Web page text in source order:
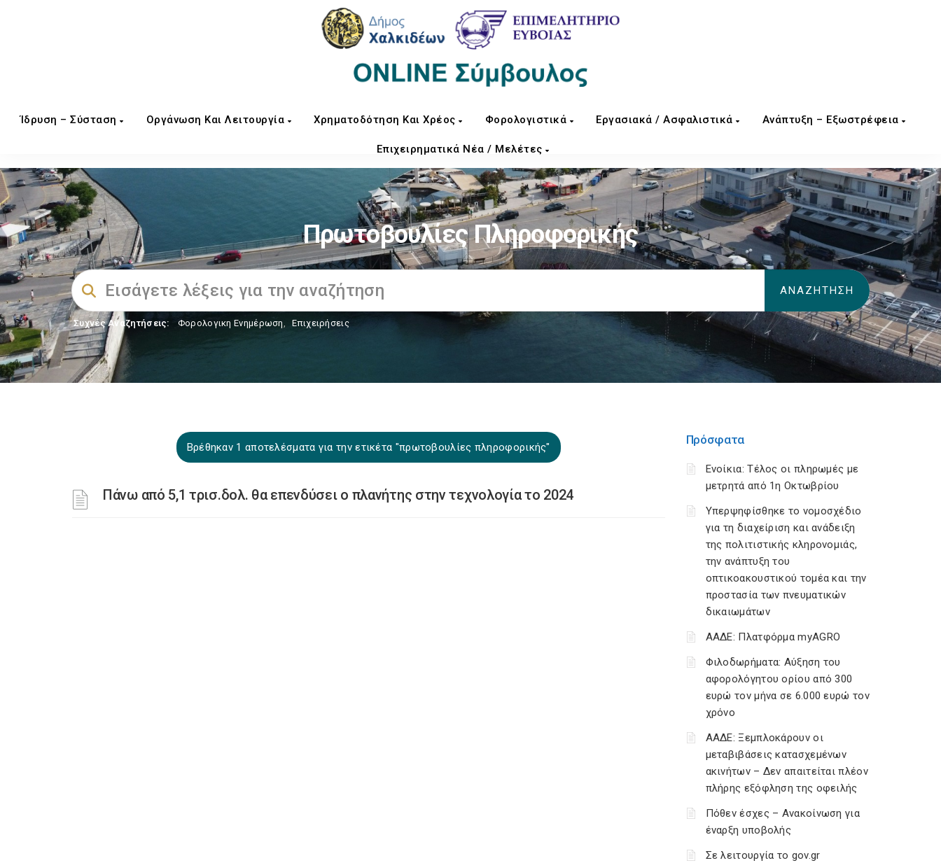
Ίδρυση – Σύσταση Οργάνωση Και Λειτουργία Χρηματοδότηση Και Χρέος Φορολογιστικά Εργασιακά / Ασφαλιστικά Ανάπτυξη – Εξωστρέφεια
Επιχειρηματικά Νέα / Μελέτες
Πρωτοβουλίες Πληροφορικής
Συχνές Αναζητήσεις: Φορολογικη Ενημέρωση, Επιχειρήσεις
Βρέθηκαν 1 αποτελέσματα για την ετικέτα "πρωτοβουλίες πληροφορικής"
Πάνω από 5,1 τρισ.δολ. θα επενδύσει ο πλανήτης στην τεχνολογία το 2024
Πρόσφατα
Ενοίκια: Τέλος οι πληρωμές με
μετρητά από 1η Οκτωβρίου
Υπερψηφίσθηκε το νομοσχέδιο
για τη διαχείριση και ανάδειξη
της πολιτιστικής κληρονομιάς,
την ανάπτυξη του
οπτικοακουστικού τομέα και την
προστασία των πνευματικών
δικαιωμάτων
ΑΑΔΕ: Πλατφόρμα myAGRO
Φιλοδωρήματα: Αύξηση του
αφορολόγητου ορίου από 300
ευρώ τον μήνα σε 6.000 ευρώ τον
χρόνο
ΑΑΔΕ: Ξεμπλοκάρουν οι
μεταβιβάσεις κατασχεμένων
ακινήτων – Δεν απαιτείται πλέον
πλήρης εξόφληση της οφειλής
Πόθεν έσχες – Ανακοίνωση για
έναρξη υποβολής
Σε λειτουργία το gov.gr